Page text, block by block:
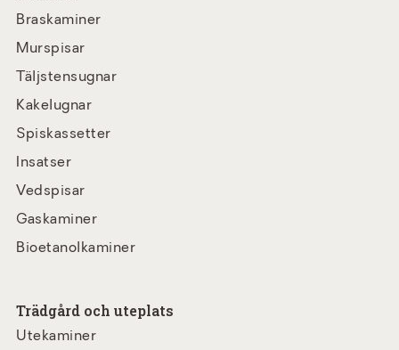
Braskaminer
Murspisar
Täljstensugnar
Kakelugnar
Spiskassetter
Insatser
Vedspisar
Gaskaminer
Bioetanolkaminer
Trädgård och uteplats
Utekaminer